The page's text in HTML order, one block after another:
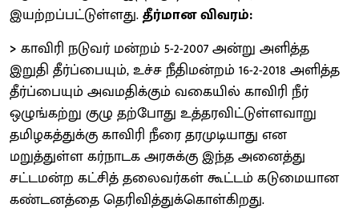
இயற்றப்பட்டுள்ளது.தீர்மான விவரம்:
> காவிரி நடுவர் மன்றம் 5-2-2007 அன்று அளித்த
இறுதி தீர்ப்பையும், உச்ச நீதிமன்றம் 16-2-2018 அளித்த
தீர்ப்பையும் அவமதிக்கும் வகையில் காவிரி நீர்
ஒழுங்கற்று குழு தற்போது உத்தரவிட்டுள்ளவாறு
தமிழகத்துக்கு காவிரி நீரை தரமுடியாது என
மறுத்துள்ள கர்நாடக அரசுக்கு இந்த அனைத்து
சட்டமன்ற கட்சித் தலைவர்கள் கூட்டம் கடுமையான
கண்டனத்தை தெரிவித்துக்கொள்கிறது.